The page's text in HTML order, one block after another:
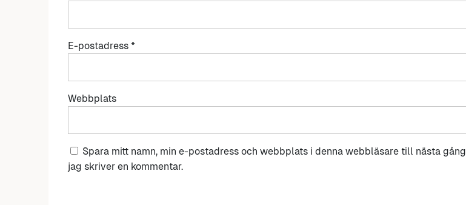
E-postadress *
Webbplats
Spara mitt namn, min e-postadress och webbplats i denna webbläsare till nästa gång
jag skriver en kommentar.